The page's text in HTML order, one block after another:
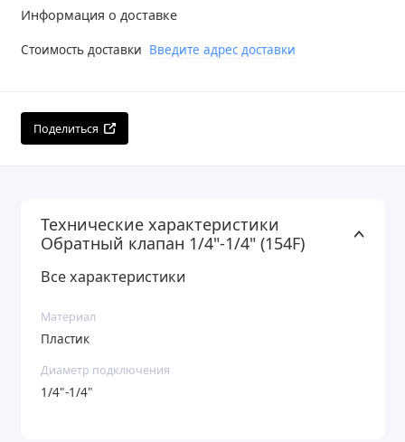
Информация о доставке
Стоимость доставки Введите адрес доставки
Поделиться
Технические характеристики
Обратный клапан 1/4"-1/4" (154F)
Все характеристики
Материал
Пластик
Диаметр подключения
1/4"-1/4"